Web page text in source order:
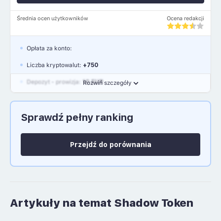
Średnia ocen użytkowników Ocena redakcji
Rozwiń szczegóły
Opłata za konto:
Liczba kryptowalut: +750
Depozyt - prowizja: 10 EUR
Język polski: NIE
Sprawdź pełny ranking
Przejdź do porównania
Artykuły na temat Shadow Token